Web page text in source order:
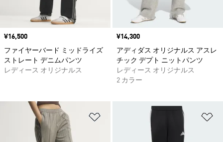
価格
¥16,500
ファイヤーバード ミッドライズ
ストレート デニムパンツ
レディース オリジナルス
価格
¥14,300
アディダス オリジナルス アスレ
チック デプト ニットパンツ
レディース オリジナルス
2 カラー
ほしいものリストに追加